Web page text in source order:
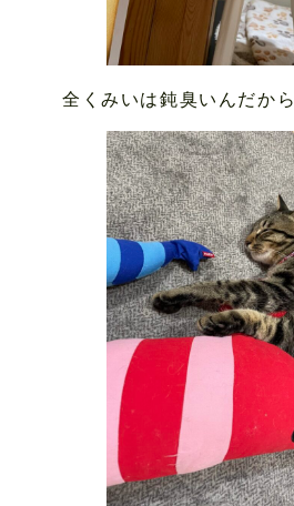
全くみいは鈍臭いんだから